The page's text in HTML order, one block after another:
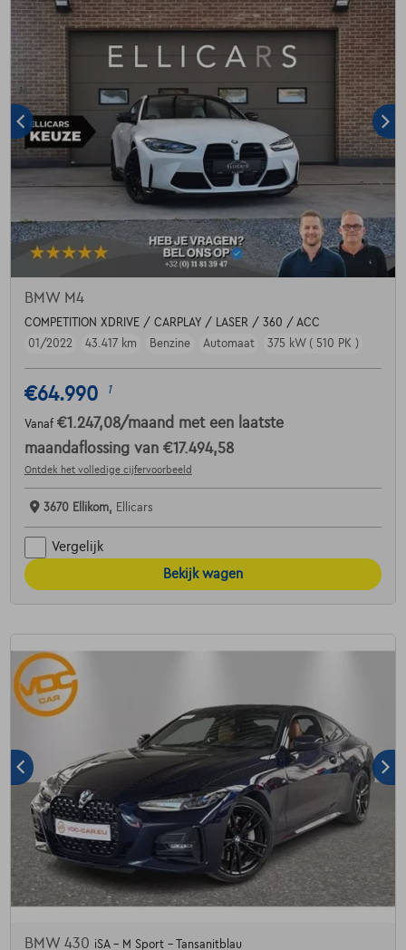
BMW M4
COMPETITION XDRIVE / CARPLAY / LASER / 360 / ACC
01/2022
43.417 km Benzine Automaat 375 kW ( 510 PK )
€64.990 1
Vanaf €1.247,08/maand met een laatste
maandaflossing van €17.494,58
Ontdek het volledige cijfervoorbeeld
3670 Ellikom, Ellicars
Vergelijk
Bekijk wagen
BMW 430 iSA - M Sport - Tansanitblau